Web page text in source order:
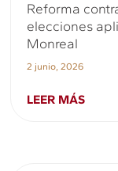
Reforma
elecciones
Monreal
2 junio, 2026
LEER MÁS